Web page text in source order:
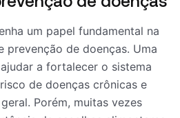
um papel fundamental na
prevenção de doenças. Uma
a fortalecer o sistema
de doenças crônicas e
Porém, muitas vezes